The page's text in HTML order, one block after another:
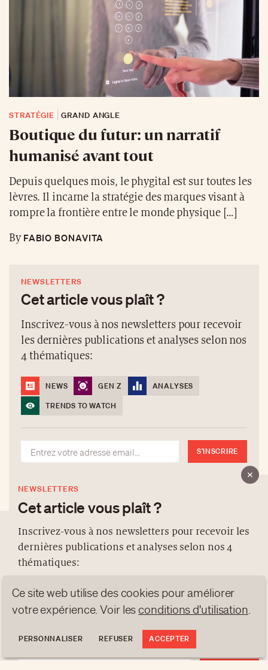
STRATÉGIE GRAND ANGLE
Boutique du futur: un narratif
humanisé avant tout
Depuis quelques mois, le phygital est sur toutes les
lèvres. Il incarne la stratégie des marques visant à
rompre la frontière entre le monde physique […]
ByFABIO BONAVITA
NEWSLETTERS
Cet article vous plaît ?
Inscrivez-vous à nos newsletters pour recevoir
les dernières publications et analyses selon nos
4 thématiques:
NEWS GEN Z
ANALYSES
TRENDS TO WATCH
S'INSCRIRE
NEWSLETTERS
Cet article vous plaît ?
Inscrivez-vous à nos newsletters pour recevoir les
dernières publications et analyses selon nos 4
thématiques:
NEWS GEN Z
ANALYSES
TRENDS TO WATCH
À PROPOS
PROTECTION DES DONNÉES
contact@luxurytribune.com
Conçu parAntistatique
Ce site web utilise des cookies pour améliorer
votre expérience. Voir les conditions d'utilisation
PERSONNALISER REFUSER ACCEPTER